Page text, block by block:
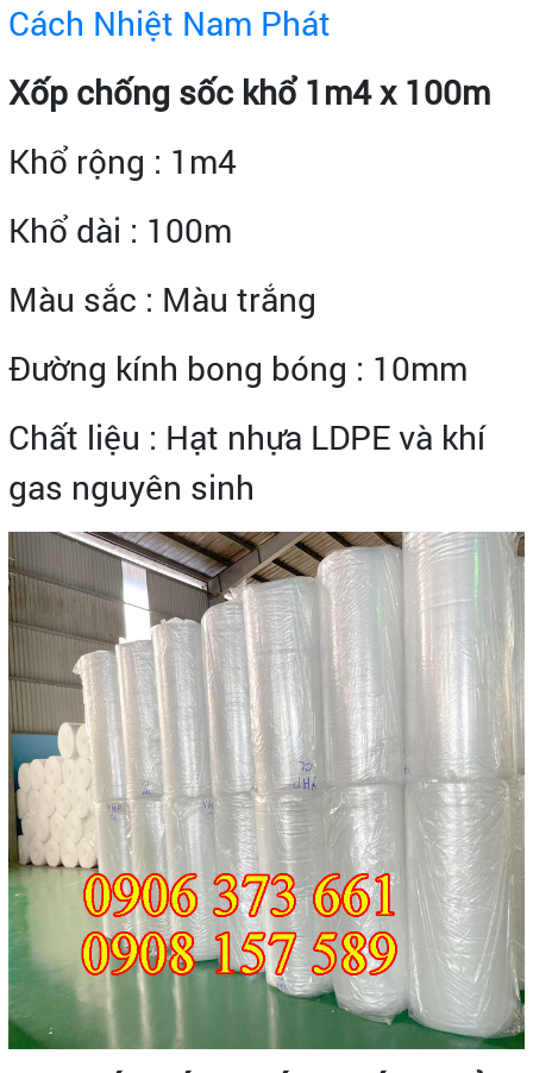
Cách Nhiệt Nam Phát
Xốp chống sốc khổ 1m4 x 100m
Khổ rộng : 1m4
Khổ dài : 100m
Màu sắc : Màu trắng
Đường kính bong bóng : 10mm
Chất liệu : Hạt nhựa LDPE và khí
gas nguyên sinh